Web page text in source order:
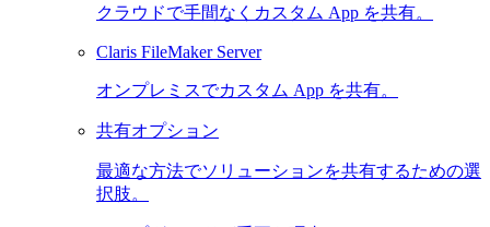
クラウドで手間なくカスタム App を共有。
Claris FileMaker Server
オンプレミスでカスタム App を共有。
共有オプション
最適な方法でソリューションを共有するための選
択肢。